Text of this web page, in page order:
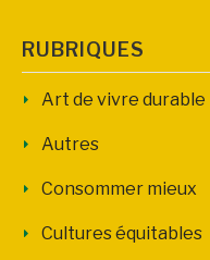
RUBRIQUES
Art de vivre durable
Autres
Consommer mieux
Cultures équitables